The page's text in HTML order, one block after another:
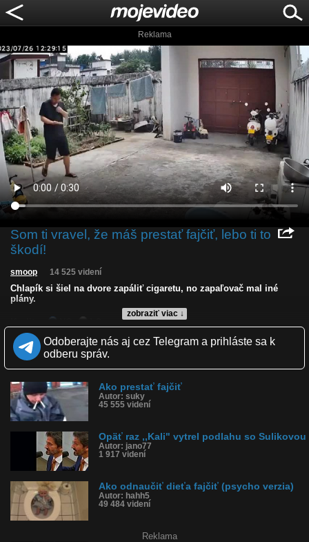
Reklama
Som ti vravel, že máš prestať fajčiť, lebo ti to
škodí!
zobraziť viac ↓
smoop 14 525 videní
Chlapík si šiel na dvore zapáliť cigaretu, no zapaľovač mal iné
plány.
Zverejnené: 1.8.2023 12:34
Krajina: Čína 🇨🇳
Páči sa: 100% (22 hlasov)
Obľúbené: 3
Dľžka: 0:30
Kategória: šokujúce
Tagy: vybuchol zapaľovač, výbuch zapaľovača, fajčenie škodí,
zapaľovač explodoval, opálil, popálil
História sledovanosti videa:
Odoberajte nás aj cez Telegram a prihláste sa k
odberu správ.
Ako prestať fajčiť
Autor: suky
45 555 videní
Opäť raz ,,Kali" vytrel podlahu so Sulikovou
Autor: jano77
1 917 videní
Ako odnaučiť dieťa fajčiť (psycho verzia)
Autor: hahh5
49 484 videní
Reklama